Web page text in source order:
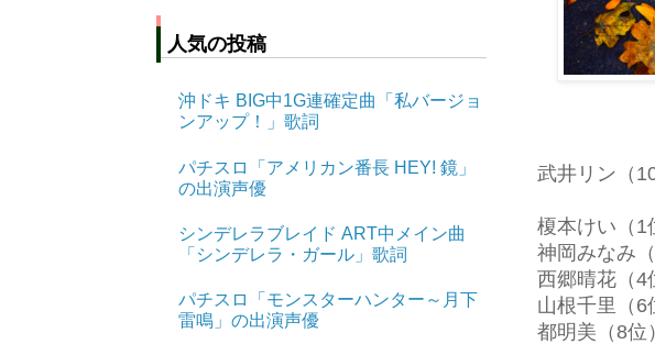
武井リン（
榎本けい（
神岡みなみ
西郷晴花（
山根千里（
都明美（8
人気の投稿
沖ドキ BIG中1G連確定曲「私バージョ
ンアップ！」歌詞
パチスロ「アメリカン番長 HEY! 鏡」
の出演声優
シンデレラブレイド ART中メイン曲
「シンデレラ・ガール」歌詞
パチスロ「モンスターハンター～月下
雷鳴」の出演声優